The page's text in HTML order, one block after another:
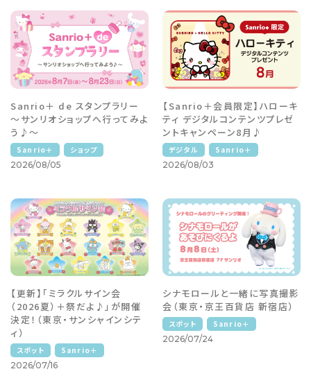
Sanrio＋ de スタンプラリー
～サンリオショップへ行ってみよ
う♪～
Sanrio＋
ショップ
2026/08/05
【Sanrio＋会員限定】ハローキ
ティ デジタルコンテンツプレゼ
ントキャンペーン8月♪
デジタル
Sanrio＋
2026/08/03
【更新】「ミラクルサイン会
（2026夏）＋祭だよ♪」が開催
決定！（東京・サンシャインシテ
ィ）
スポット
Sanrio＋
2026/07/16
シナモロールと一緒に写真撮影
会（東京・京王百貨店 新宿店）
スポット
Sanrio＋
2026/07/24